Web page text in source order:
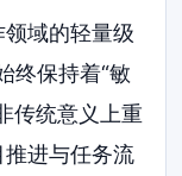
域的轻量级
终保持着“敏
传统意义上重
进与任务流